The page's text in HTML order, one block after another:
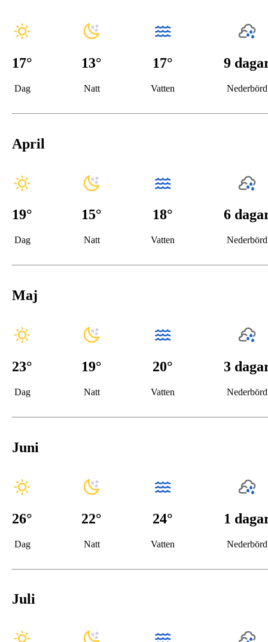
17°
Dag
13°
Natt
17°
Vatten
9
Nederbörd
April
19°
Dag
15°
Natt
18°
Vatten
6
Nederbörd
Maj
23°
Dag
19°
Natt
20°
Vatten
3
Nederbörd
Juni
26°
Dag
22°
Natt
24°
Vatten
1
Nederbörd
Juli